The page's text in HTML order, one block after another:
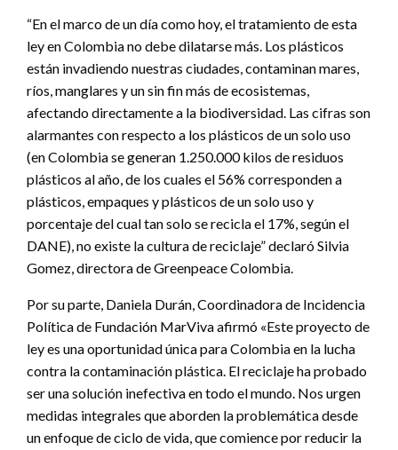
“En el marco de un día como hoy, el tratamiento de esta
ley en Colombia no debe dilatarse más. Los plásticos
están invadiendo nuestras ciudades, contaminan mares,
ríos, manglares y un sin fin más de ecosistemas,
afectando directamente a la biodiversidad. Las cifras son
alarmantes con respecto a los plásticos de un solo uso
(en Colombia se generan 1.250.000 kilos de residuos
plásticos al año, de los cuales el 56% corresponden a
plásticos, empaques y plásticos de un solo uso y
porcentaje del cual tan solo se recicla el 17%, según el
DANE), no existe la cultura de reciclaje” declaró Silvia
Gomez, directora de Greenpeace Colombia.
Por su parte, Daniela Durán, Coordinadora de Incidencia
Política de Fundación MarViva afirmó «Este proyecto de
ley es una oportunidad única para Colombia en la lucha
contra la contaminación plástica. El reciclaje ha probado
ser una solución inefectiva en todo el mundo. Nos urgen
medidas integrales que aborden la problemática desde
un enfoque de ciclo de vida, que comience por reducir la